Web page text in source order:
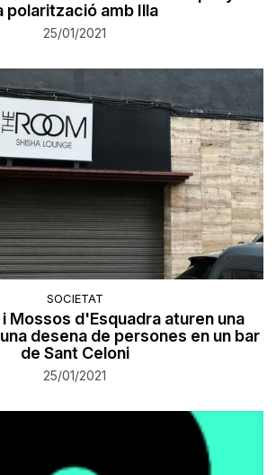
polarització amb Illa
25/01/2021
SOCIETAT
Mossos d'Esquadra aturen una
desena de persones en un bar
de Sant Celoni
25/01/2021